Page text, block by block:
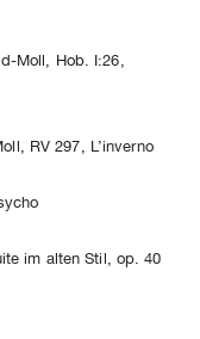
Moll, Hob. I:26,
RV 297, L’inverno
im alten Stil, op. 40